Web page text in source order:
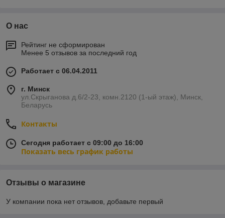
О нас
Рейтинг не сформирован
Менее 5 отзывов за последний год
Работает с 06.04.2011
г. Минск
ул.Скрыганова д.6/2-23, комн.2120 (1-ый этаж), Минск,
Беларусь
Контакты
Сегодня работает с 09:00 до 16:00
Показать весь график работы
Отзывы о магазине
У компании пока нет отзывов, добавьте первый